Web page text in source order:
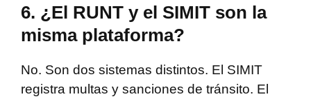
6. ¿El RUNT y el SIMIT son la
misma plataforma?
No. Son dos sistemas distintos. El SIMIT
registra multas y sanciones de tránsito. El